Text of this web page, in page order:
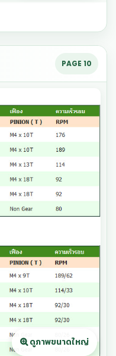
PAGE 10